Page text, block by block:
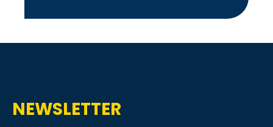
NEWSLETTER